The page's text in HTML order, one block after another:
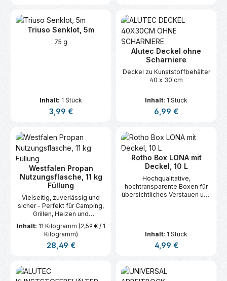
Triuso Senklot, 5m
75 g
Inhalt: 1 Stück
Regulärer Preis:
3,99 €
Alutec Deckel ohne
Scharniere
Deckel zu Kunststoffbehälter
40 x 30 cm
Inhalt: 1 Stück
Regulärer Preis:
6,99 €
Westfalen Propan
Nutzungsflasche, 11 kg
Füllung
Vielseitig, zuverlässig und
sicher - Perfekt für Camping,
Grillen, Heizen und
Handwerksarbeiten.
Inhalt: 11 Kilogramm (2,59 € / 1
Kilogramm)
Regulärer Preis:
28,49 €
Rotho Box LONA mit
Deckel, 10 L
Hochqualitative,
hochtransparente Boxen für
übersichtliches Verstauen und
Inhalt: 1 Stück
Regulärer Preis:
4,99 €